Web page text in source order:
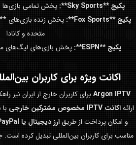
پکیج **Sky Sports**:
پخش تمامی بازی‌ها
پکیج **Fox Sports**:
متحده و کانادا
پکیج **ESPN**:
پخش بازی‌های لیگ‌های
اکانت ویژه برای کاربران
Argon IPTV برای کاربران خارج از ایران نیز
ارائهاکانت IPTV مخصوص مشترکین خارجی
و امکان پرداخت از طریق ارز دیجیتال یا PayPal
مناسب برای کاربران بین‌المللی تبدیل کرده